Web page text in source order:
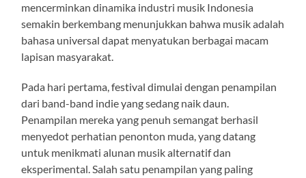
mencerminkan dinamika industri musik Indonesia
semakin berkembang menunjukkan bahwa musik adalah
bahasa universal dapat menyatukan berbagai macam
lapisan masyarakat.
Pada hari pertama, festival dimulai dengan penampilan
dari band-band indie yang sedang naik daun.
Penampilan mereka yang penuh semangat berhasil
menyedot perhatian penonton muda, yang datang
untuk menikmati alunan musik alternatif dan
eksperimental. Salah satu penampilan yang paling